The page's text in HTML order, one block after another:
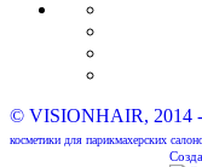
© VISIONHAIR, 2014
косметики для парикмахерских